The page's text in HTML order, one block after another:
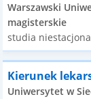
Warszawski
magisterskie
studia
Kierunek
Uniwersytet w